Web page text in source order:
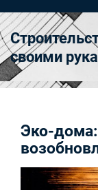
к
содержимому
своими
Эко-